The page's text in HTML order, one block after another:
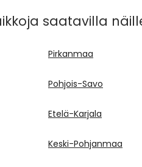
saatavilla
Pirkanmaa
Pohjois-Savo
Etelä-Karjala
Keski-Pohjanmaa